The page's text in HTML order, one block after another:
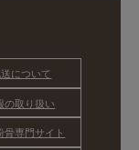
について
の取り扱い
骨専門サイト